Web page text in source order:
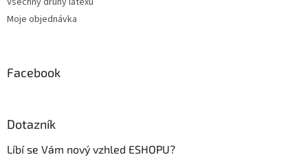
Moje objednávka
Facebook
Dotazník
Líbí se Vám nový vzhled ESHOPU?